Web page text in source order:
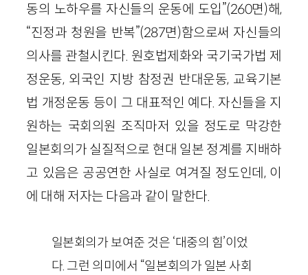
동의 노하우를 자신들의 운동에 도입”(260면)해,
“진정과 청원을 반복”(287면)함으로써 자신들의
의사를 관철시킨다. 원호법제화와 국기국가법 제
정운동, 외국인 지방 참정권 반대운동, 교육기본
법 개정운동 등이 그 대표적인 예다. 자신들을 지
원하는 국회의원 조직마저 있을 정도로 막강한
일본회의가 실질적으로 현대 일본 정계를 지배하
고 있음은 공공연한 사실로 여겨질 정도인데, 이
에 대해 저자는 다음과 같이 말한다.
일본회의가 보여준 것은 ‘대중의 힘’이었
다. 그런 의미에서 “일본회의가 일본 사회